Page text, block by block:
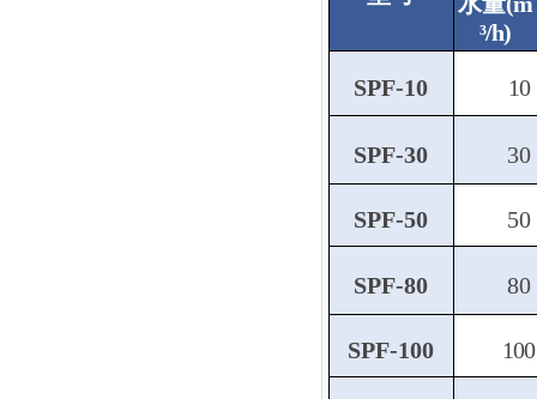
³/h)
SPF-10 10
SPF-30 30
SPF-50 50
SPF-80 80
SPF-100 100